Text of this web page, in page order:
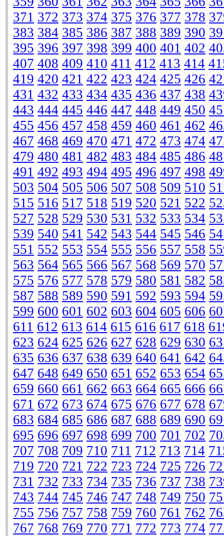
371 372 373 374 375 376 377 378
383 384 385 386 387 388 389 390
395 396 397 398 399 400 401 402
407 408 409 410 411 412 413 414
419 420 421 422 423 424 425 426
431 432 433 434 435 436 437 438
443 444 445 446 447 448 449 450
455 456 457 458 459 460 461 462
467 468 469 470 471 472 473 474
479 480 481 482 483 484 485 486
491 492 493 494 495 496 497 498
503 504 505 506 507 508 509 510
515 516 517 518 519 520 521 522
527 528 529 530 531 532 533 534
539 540 541 542 543 544 545 546
551 552 553 554 555 556 557 558
563 564 565 566 567 568 569 570
575 576 577 578 579 580 581 582
587 588 589 590 591 592 593 594
599 600 601 602 603 604 605 606
611 612 613 614 615 616 617 618
623 624 625 626 627 628 629 630
635 636 637 638 639 640 641 642
647 648 649 650 651 652 653 654
659 660 661 662 663 664 665 666
671 672 673 674 675 676 677 678
683 684 685 686 687 688 689 690
695 696 697 698 699 700 701 702
707 708 709 710 711 712 713 714
719 720 721 722 723 724 725 726
731 732 733 734 735 736 737 738
743 744 745 746 747 748 749 750
755 756 757 758 759 760 761 762
767 768 769 770 771 772 773 774